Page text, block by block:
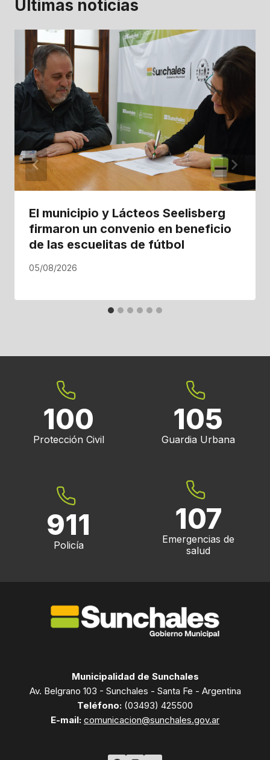
Ultimas noticias
El municipio y Lácteos Seelisberg
firmaron un convenio en beneficio
de las escuelitas de fútbol
05/08/2026
100
Protección Civil
105
Guardia Urbana
911
Policía
107
Emergencias de
salud
Municipalidad de Sunchales
Av. Belgrano 103 - Sunchales - Santa Fe - Argentina
Teléfono: (03493) 425500
E-mail: comunicacion@sunchales.gov.ar